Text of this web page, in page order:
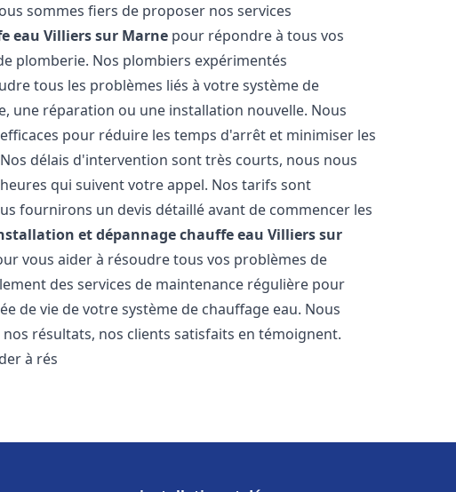
sommes fiers de proposer nos services
eau Villiers sur Marne pour répondre à tous vos
plomberie. Nos plombiers expérimentés
tous les problèmes liés à votre système de
une réparation ou une installation nouvelle. Nous
pour réduire les temps d'arrêt et minimiser les
délais d'intervention sont très courts, nous nous
qui suivent votre appel. Nos tarifs sont
fournirons un devis détaillé avant de commencer les
et dépannage chauffe eau Villiers sur
vous aider à résoudre tous vos problèmes de
des services de maintenance régulière pour
de vie de votre système de chauffage eau. Nous
résultats, nos clients satisfaits en témoignent.
à rés